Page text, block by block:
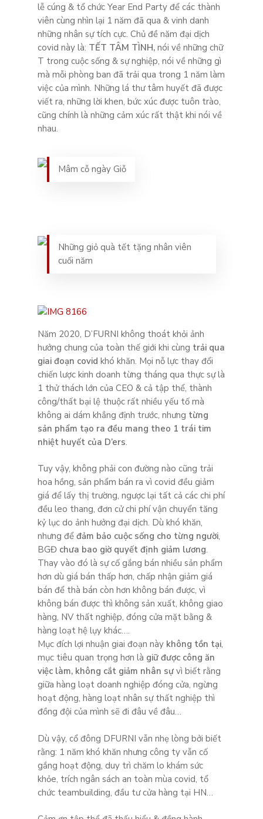
lễ cúng & tổ chức Year End Party để các thành
viên cùng nhìn lại 1 năm đã qua & vinh danh
những nhân sự tích cực. Chủ đề năm đại dịch
covid này là: TẾT TÂM TÌNH, nói về những chữ
T trong cuộc sống & sự nghiệp, nói về những gì
mà mỗi phòng ban đã trải qua trong 1 năm làm
việc của mình. Những lá thư tâm huyết đã được
viết ra, những lời khen, bức xúc được tuôn trào,
cũng chính là những cảm xúc rất thật khi nói về
nhau.
Mâm cỗ ngày Giỗ
Những giỏ quà tết tặng nhân viên
cuối năm
Năm 2020, D’FURNI không thoát khỏi ảnh
hưởng chung của toàn thế giới khi cùng trải qua
giai đoạn covid khó khăn. Mọi nỗ lực thay đổi
chiến lược kinh doanh từng tháng qua thực sự là
1 thử thách lớn của CEO & cả tập thể, thành
công/thất bại lệ thuộc rất nhiều yếu tố mà
không ai dám khẳng định trước, nhưng từng
sản phẩm tạo ra đều mang theo 1 trái tim
nhiệt huyết của D’ers.
Tuy vậy, không phải con đường nào cũng trải
hoa hồng, sản phẩm bán ra vì covid đều giảm
giá để lấy thị trường, ngược lại tất cả các chi phí
đều leo thang, đơn cử chi phí vận chuyển tăng
kỷ lục do ảnh hưởng đại dịch. Dù khó khăn,
nhưng đểđảm bảo cuộc sống cho từng người,
BGĐ chưa bao giờ quyết định giảm lương.
Thay vào đó là sự cố gắng bán nhiều sản phẩm
hơn dù giá bán thấp hơn, chấp nhận giảm giá
bán để thà bán còn hơn không bán được, vì
không bán được thì không sản xuất, không giao
hàng, NV thất nghiệp, đóng cửa mặt bằng &
hàng loạt hệ lụy khác….
Mục đích lợi nhuận giai đoạn này không tồn tại,
mục tiêu quan trọng hơn là giữ được công ăn
việc làm, không cắt giảm nhân sự vì biết rằng
giữa hàng loạt doanh nghiệp đóng cửa, ngừng
hoạt động, hàng loạt nhân sự thất nghiệp thì
đồng đội của mình sẽ đi đâu về đâu…
Dù vậy, cổ đông DFURNI vẫn nhẹ lòng bởi biết
rằng: 1 năm khó khăn nhưng công ty vẫn cố
gắng hoạt động, duy trì chăm lo khám sức
khỏe, trích ngân sách an toàn mùa covid, tổ
chức teambuilding, đầu tư cửa hàng tại HN…